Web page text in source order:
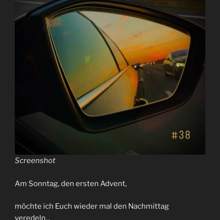
Bronski
Beat“
Screenshot
Am Sonntag, den ersten Advent,
möchte ich Euch wieder mal den Nachmittag
veredeln,..